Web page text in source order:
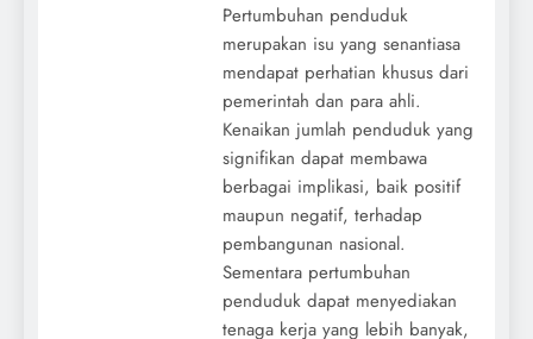
Pertumbuhan penduduk
merupakan isu yang senantiasa
mendapat perhatian khusus dari
pemerintah dan para ahli.
Kenaikan jumlah penduduk yang
signifikan dapat membawa
berbagai implikasi, baik positif
maupun negatif, terhadap
pembangunan nasional.
Sementara pertumbuhan
penduduk dapat menyediakan
tenaga kerja yang lebih banyak,